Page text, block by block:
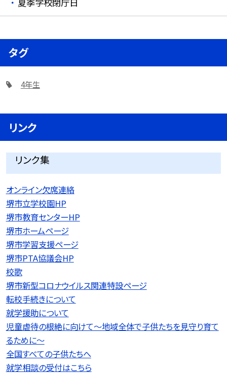
タグ
4年生
リンク
リンク集
オンライン欠席連絡
堺市立学校園HP
堺市教育センターHP
堺市ホームページ
堺市学習支援ページ
堺市PTA協議会HP
校歌
堺市新型コロナウイルス関連特設ページ
転校手続きについて
就学援助について
児童虐待の根絶に向けて〜地域全体で子供たちを見守り育て
るために〜
全国すべての子供たちへ
就学相談の受付はこちら